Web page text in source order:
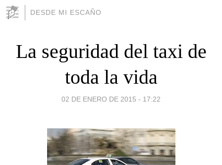
DESDE MI ESCAÑO
La seguridad del taxi de
toda la vida
02 DE ENERO DE 2015 - 17:22